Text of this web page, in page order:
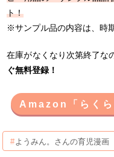
ト！
※サンプル品の内容は、時
在庫がなくなり次第終了な
ぐ無料登録！
Amazon「らくら
ようみん。さんの育児漫画